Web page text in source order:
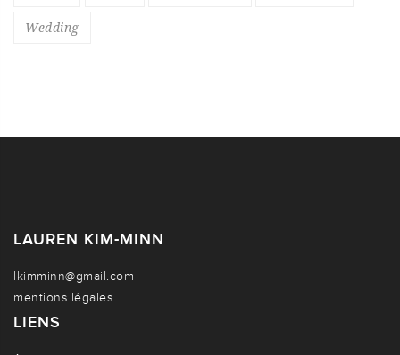
Wedding
LAUREN KIM-MINN
lkimminn@gmail.com
mentions légales
LIENS